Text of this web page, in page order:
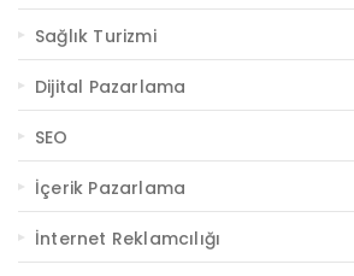
Sağlık Turizmi
Dijital Pazarlama
SEO
İçerik Pazarlama
İnternet Reklamcılığı